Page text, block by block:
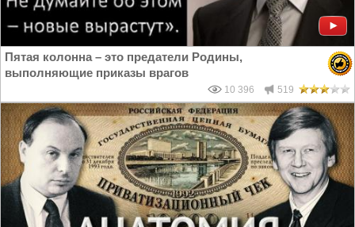
Пятая колонна – это предатели Родины,
выполняющие приказы врагов
10 396 519